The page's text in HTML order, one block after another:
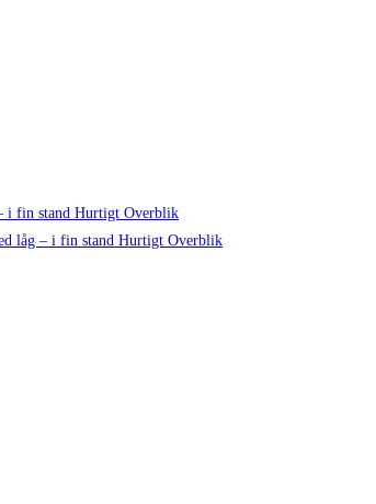
Hurtigt Overblik
Hurtigt Overblik